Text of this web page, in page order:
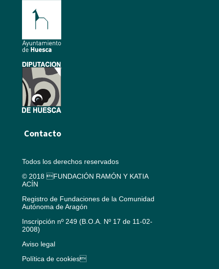
Contacto
Todos los derechos reservados
© 2018 FUNDACIÓN RAMÓN Y KATIA
ACÍN
Registro de Fundaciones de la Comunidad
Autónoma de Aragón
Inscripción nº 249 (B.O.A. Nº 17 de 11-02-
2008)
Aviso legal
Política de cookies